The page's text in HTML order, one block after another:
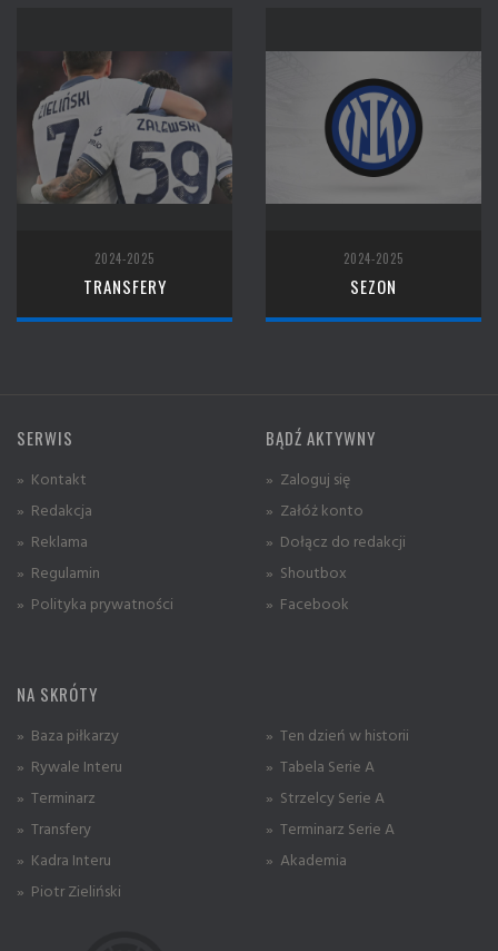
2024-2025
TRANSFERY
2024-2025
SEZON
SERWIS
» Kontakt
» Redakcja
» Reklama
» Regulamin
» Polityka prywatności
BĄDŹ AKTYWNY
» Zaloguj się
» Załóż konto
» Dołącz do redakcji
» Shoutbox
» Facebook
NA SKRÓTY
» Baza piłkarzy
» Rywale Interu
» Terminarz
» Transfery
» Kadra Interu
» Piotr Zieliński
» Ten dzień w historii
» Tabela Serie A
» Strzelcy Serie A
» Terminarz Serie A
» Akademia